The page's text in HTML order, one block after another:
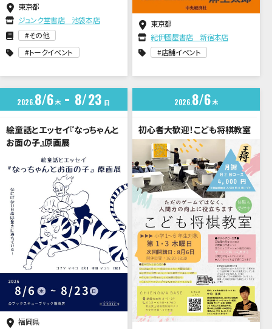
東京都
ジュンク堂書店 池袋本店
その他
トークイベント
東京都
紀伊國屋書店 新宿本店
店舗イベント
2026 8 6 木 8 23 日
絵童話とエッセイ『なっちゃんと
お面の子』原画展
福岡県
2026 8 6 木
初心者大歓迎！こども将棋教室